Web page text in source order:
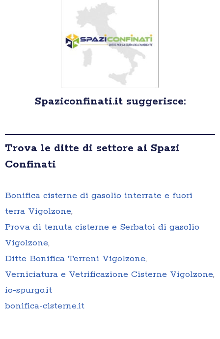
Spaziconfinati.it suggerisce:
Trova le ditte di settore ai Spazi
Confinati
Bonifica cisterne di gasolio interrate e fuori
terra Vigolzone,
Prova di tenuta cisterne e Serbatoi di gasolio
Vigolzone,
Ditte Bonifica Terreni Vigolzone,
Verniciatura e Vetrificazione Cisterne Vigolzone,
io-spurgo.it
bonifica-cisterne.it